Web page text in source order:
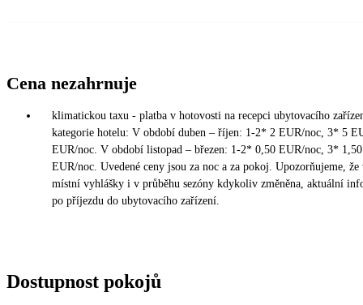
Cena nezahrnuje
klimatickou taxu - platba v hotovosti na recepci ubytovacího
kategorie hotelu: V období duben – říjen: 1-2* 2 EUR/noc, 3* 5
EUR/noc. V období listopad – březen: 1-2* 0,50 EUR/noc, 3*
EUR/noc. Uvedené ceny jsou za noc a za pokoj. Upozorňujeme,
místní vyhlášky i v průběhu sezóny kdykoliv změněna, aktuální
po příjezdu do ubytovacího zařízení.
Dostupnost pokojů